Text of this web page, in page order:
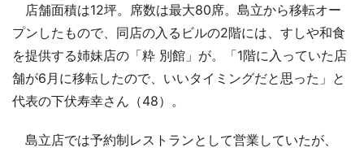
店舗面積は12坪。席数は最大80席。島立から移転オー
プンしたもので、同店の入るビルの2階には、すしや和食
を提供する姉妹店の「粋 別館」が。「1階に入っていた店
舗が6月に移転したので、いいタイミングだと思った」と
代表の下伏寿幸さん（48）。
島立店では予約制レストランとして営業していたが、